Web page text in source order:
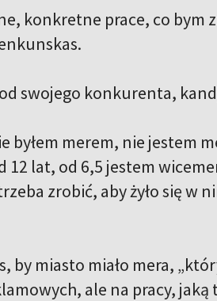
konkretne prace, co bym
swojego konkurenta,
byłem merem, nie jestem
12 lat, od 6,5 jestem
zrobić, aby żyło się w
by miasto miało mera,
ale na pracy,